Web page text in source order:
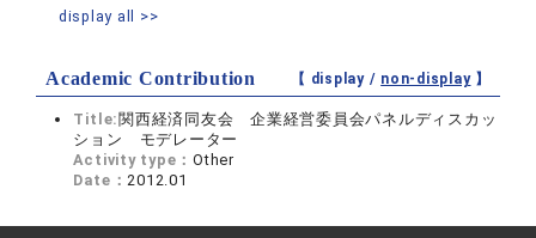
display all >>
Academic Contribution 【 display / non-display】
Title: 関西経済同友会 企業経営委員会パネルディスカッ
ション モデレーター
Activity type：Other
Date：2012.01